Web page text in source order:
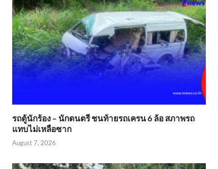
รถตู้นักร้อง – นักดนตรี ชนท้ายรถเครน 6 ล้อ สภาพรถ
แทบไม่เหลือซาก
August 7, 2026